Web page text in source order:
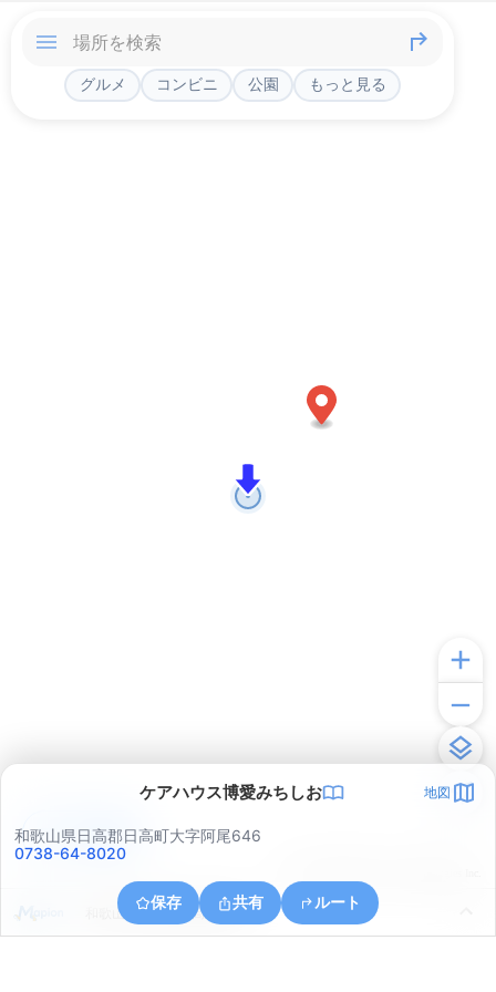
グルメ コンビニ 公園 もっと見る
ケアハウス博愛みちしお 地図
和歌山県日高郡日高町大字阿尾646
0738-64-8020
保存 共有 ルート
和歌山県日高郡日高町阿尾
アプリで見る